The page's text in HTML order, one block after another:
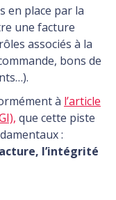
en place par la
une facture
associés à la
bons de
à l’article
que cette piste
:
l’intégrité